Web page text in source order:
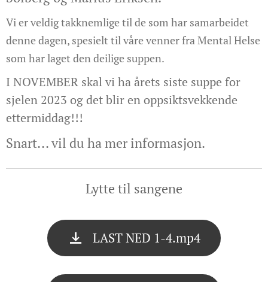
Vi er veldig takknemlige til de som har samarbeidet
denne dagen, spesielt til våre venner fra Mental Helse
som har laget den deilige suppen.
I NOVEMBER skal vi ha årets siste suppe for
sjelen 2023 og det blir en oppsiktsvekkende
ettermiddag!!!
Snart... vil du ha mer informasjon.
Lytte til sangene
LAST NED 1-4.mp4